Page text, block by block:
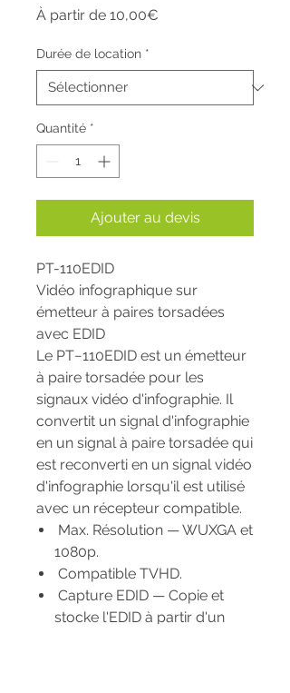
À partir de 10,00€
Durée de location *
Quantité *
Ajouter au devis
PT-110EDID
Vidéo infographique sur
émetteur à paires torsadées
avec EDID
Le PT−110EDID est un émetteur
à paire torsadée pour les
signaux vidéo d'infographie. Il
convertit un signal d'infographie
en un signal à paire torsadée qui
est reconverti en un signal vidéo
d'infographie lorsqu'il est utilisé
avec un récepteur compatible.
Max. Résolution — WUXGA et
1080p.
Compatible TVHD.
Capture EDID — Copie et
stocke l'EDID à partir d'un